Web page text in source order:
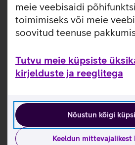
meie veebisaidi
toimimiseks või meie
soovitud teenuse
Tutvu meie küpsiste
kirjelduste ja reeglitega
Nõustun kõigi
Keeldun mittevajalikest
Tutvu nutitelefoni Samsung
kasutusviisidega tootja kodulehel
Telefoni Samsung Galaxy A16 5G
Seotud artiklid ja videod